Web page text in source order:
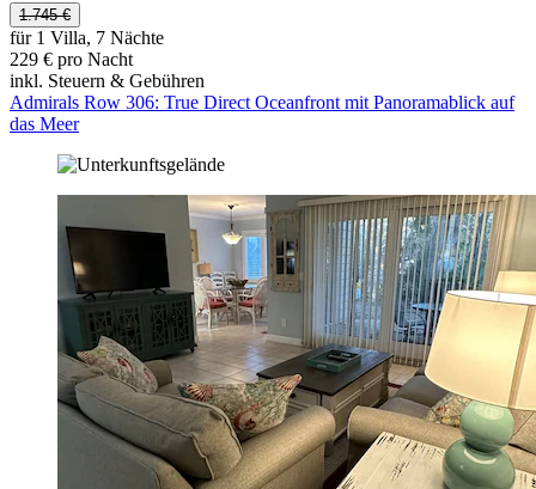
1.745 €
für 1 Villa, 7 Nächte
229 € pro Nacht
inkl. Steuern & Gebühren
Admirals Row 306: True Direct Oceanfront mit Panoramablick auf
das Meer